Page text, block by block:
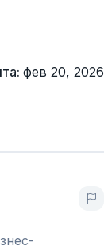
фев 20, 2026